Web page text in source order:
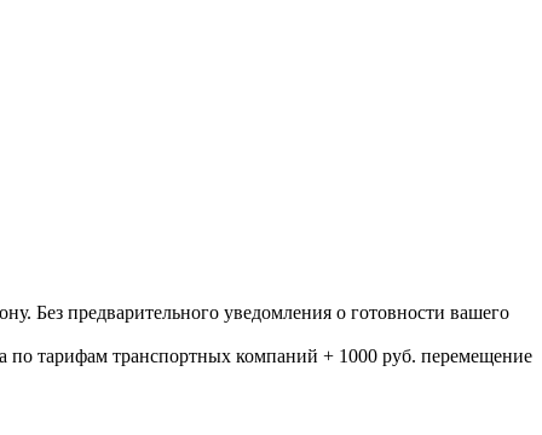
Без предварительного уведомления о готовности вашего
тарифам транспортных компаний + 1000 руб. перемещение